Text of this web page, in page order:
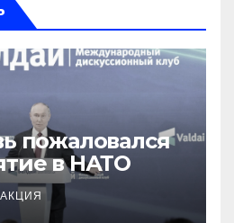
пожаловался
в НАТО